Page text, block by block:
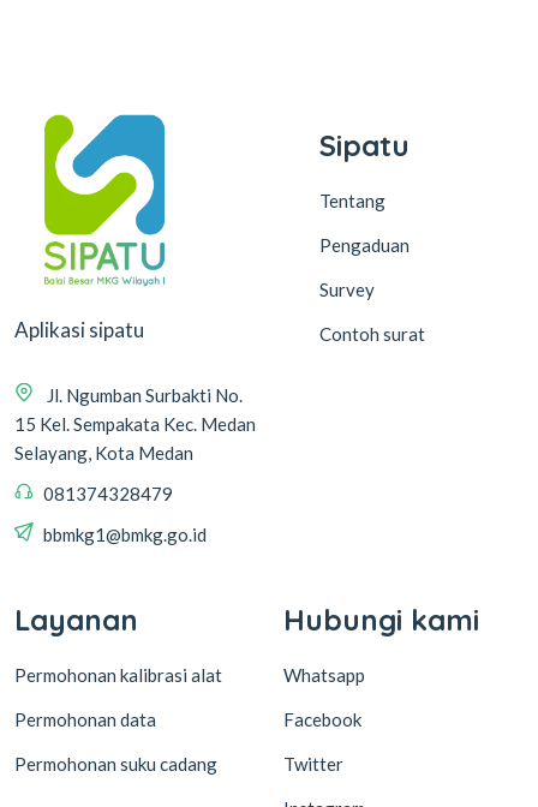
Aplikasi sipatu
Jl. Ngumban Surbakti No.
15 Kel. Sempakata Kec. Medan
Selayang, Kota Medan
081374328479
bbmkg1@bmkg.go.id
Sipatu
Tentang
Pengaduan
Survey
Contoh surat
Layanan
Permohonan kalibrasi alat
Permohonan data
Permohonan suku cadang
Hubungi kami
Whatsapp
Facebook
Twitter